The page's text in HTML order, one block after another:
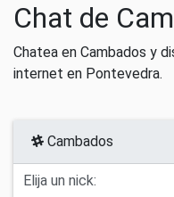
Chat de
Chatea en Cambados y
internet en Pontevedra.
Cambados
Elija un nick: